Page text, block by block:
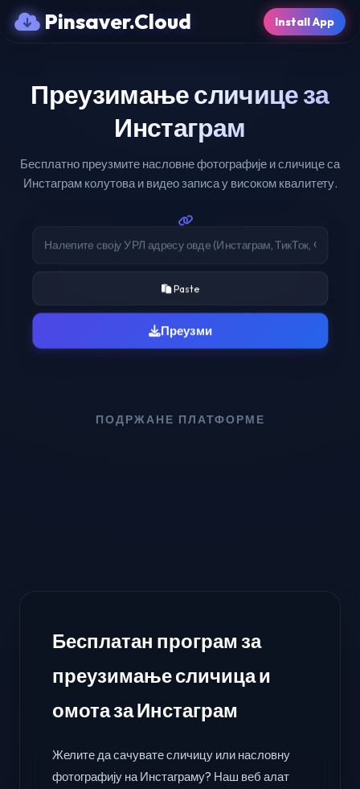
Pinsaver.Cloud Install App
Преузимање сличице за
Инстаграм
Бесплатно преузмите насловне фотографије и сличице са
Инстаграм колутова и видео записа у високом квалитету.
Paste
Преузми
ПОДРЖАНЕ ПЛАТФОРМЕ
Бесплатан програм за
преузимање сличица и
омота за Инстаграм
Желите да сачувате сличицу или насловну
фотографију на Инстаграму? Наш веб алат